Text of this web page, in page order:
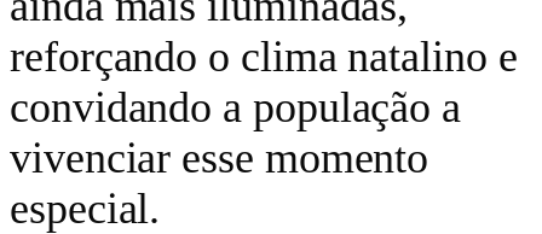
reforçando o clima natalino e
convidando a população a
vivenciar esse momento
especial.